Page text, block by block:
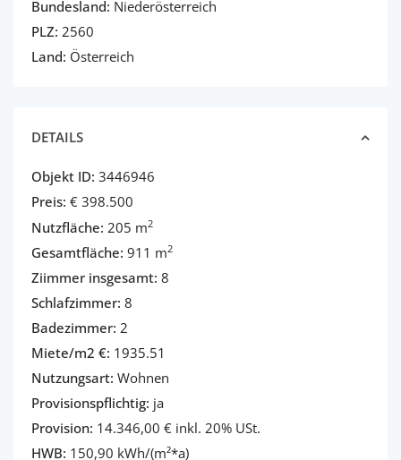
Bundesland: Niederösterreich
PLZ: 2560
Land: Österreich
DETAILS
Objekt ID: 3446946
Preis: € 398.500
Nutzfläche: 205 m2
Gesamtfläche: 911 m2
Ziimmer insgesamt: 8
Schlafzimmer: 8
Badezimmer: 2
Miete/m2 €: 1935.51
Nutzungsart: Wohnen
Provisionspflichtig: ja
Provision: 14.346,00 € inkl. 20% USt.
HWB: 150,90 kWh/(m²*a)